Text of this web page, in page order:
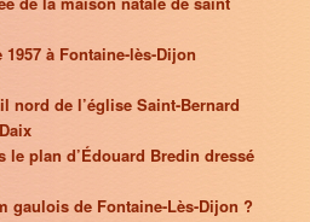
à Fontaine-lès-Dijon
nord de l’église Saint-Bernard
le plan d’Édouard Bredin dressé
gaulois de Fontaine-Lès-Dijon ?